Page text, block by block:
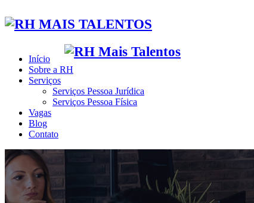
Início
Sobre a RH
Serviços
Serviços Pessoa Jurídica
Serviços Pessoa Física
Vagas
Blog
Contato